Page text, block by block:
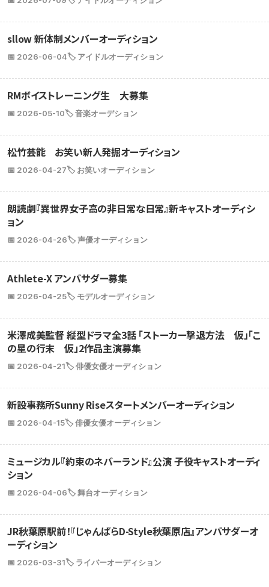
sllow 新体制メンバーオーディション
📅 2026-06-04🏷️ アイドルオーディション
RMボイストレーニング生 大募集
📅 2026-05-10🏷️ 音楽オーデション
松竹芸能 お笑い新人発掘オーディション
📅 2026-04-27🏷️ お笑いオーディション
朗読劇『異世界女子高の非日常な日常』新キャストオーディシ
ョン
📅 2026-04-26🏷️ 声優オーディション
Athlete-X アンバサダー募集
📅 2026-04-25🏷️ モデルオーディション
米澤成美監督 縦型ドラマ全3話 「ストーカー撃退方法 仮」「こ
の星の行末 仮」2作品主演募集
📅 2026-04-21🏷️ 俳優女優オーディション
新設事務所Sunny Riseスタートメンバーオーディション
📅 2026-04-15🏷️ 俳優女優オーディション
ミュージカル『約束のネバーランド』公演 子役キャストオーディ
ション
📅 2026-04-06🏷️ 舞台オーディション
JR秋葉原駅前！『じゃんぱらD-Style秋葉原店』アンバサダーオ
ーディション
📅 2026-03-31🏷️ ライバーオーディション